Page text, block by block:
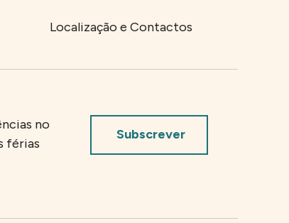
Localização e Contactos
no
férias
Subscrever